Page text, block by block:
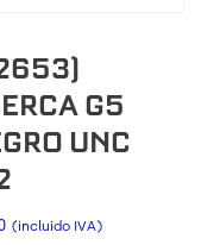
G5
UNC
(incluido IVA)